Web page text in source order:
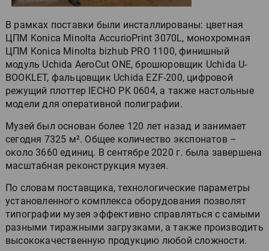
В рамках поставки были инсталлированы: цветная
ЦПМ Konica Minolta AccurioPrint 3070L, монохромная
ЦПМ Konica Minolta bizhub PRO 1100, финишный
модуль Uchida AeroCut ONE, брошюровщик Uchida U-
BOOKLET, фальцовщик Uchida EZF-200, цифровой
режущий плоттер IECHO PK 0604, а также настольные
модели для оперативной полиграфии.
Музей был основан более 120 лет назад и занимает
сегодня 7325 м². Общее количество экспонатов –
около 3660 единиц. В сентябре 2020 г. была завершена
масштабная реконструкция музея.
По словам поставщика, технологические параметры
установленного комплекса оборудования позволят
типографии музея эффективно справляться с самыми
разными тиражными загрузками, а также производить
высококачественную продукцию любой сложности.